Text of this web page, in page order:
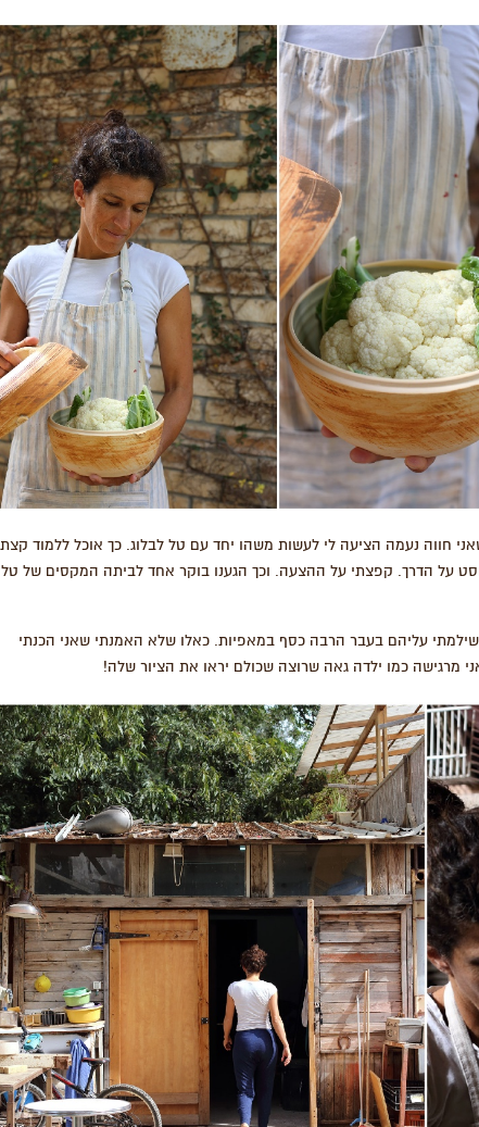
חווה נעמה הציעה לי לעשות משהו יחד עם טל לבלוג. כך אוכל ללמוד קצת
על הדרך. קפצתי על ההצעה. וכך הגענו בוקר אחד לביתה המקסים של טל
עליהם בעבר הרבה כסף במאפיות. כאלו שלא האמנתי שאני הכנתי
מרגישה כמו ילדה גאה שרוצה שכולם יראו את הציור שלה!